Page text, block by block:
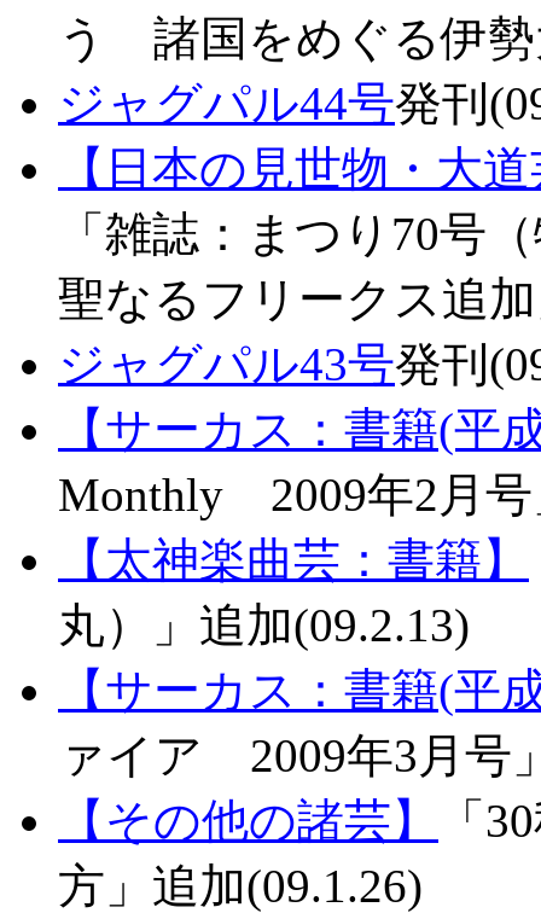
う 諸国をめぐる伊勢
ジャグパル44号発刊
【日本の見世物・大
「雑誌：まつり70号
聖なるフリークス追
ジャグパル43号発刊
【サーカス：書籍(平
Monthly 2009年2月号
【太神楽曲芸：書籍】
丸）」追加(09.2.13)
【サーカス：書籍(平
ァイア 2009年3月号
【その他の諸芸】
「
方」追加(09.1.26)